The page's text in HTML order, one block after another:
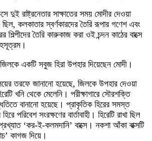
দুই রাষ্ট্রনেতার সাক্ষাতের সময় মোদীর দেওয়া
ছিল, কলকাতার স্বর্ণকারদের তৈরি রূপার গণেশ এবং
তৈরি কারুকাজ করা ওই চন্দন কাঠের বাক্সে
একটি সবুজ হিরা উপহার দিয়েছেন মোদী।
তরফে জানানো হয়েছে, জিলকে উপহার দেওয়া
খনি থেকে মেলেনি। পরীক্ষাগারে সৌরশক্তি
বানানো হয়েছে। প্রাকৃতিক হিরের সমস্ত
পরিবেশ সংরক্ষণের বার্তাবাহী। হিরেটি রাখা ছিল
প্রখ্যাত ‘কর-ই-কলমদানি’ বাক্সে। নকশা আঁকা বাক্সটি
কাগজ দিয়ে।